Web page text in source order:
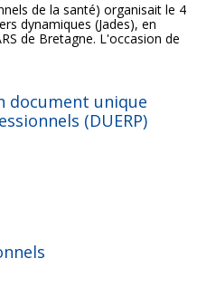
de la santé) organisait le 4
dynamiques (Jades), en
de Bretagne. L'occasion de
document unique
(DUERP)